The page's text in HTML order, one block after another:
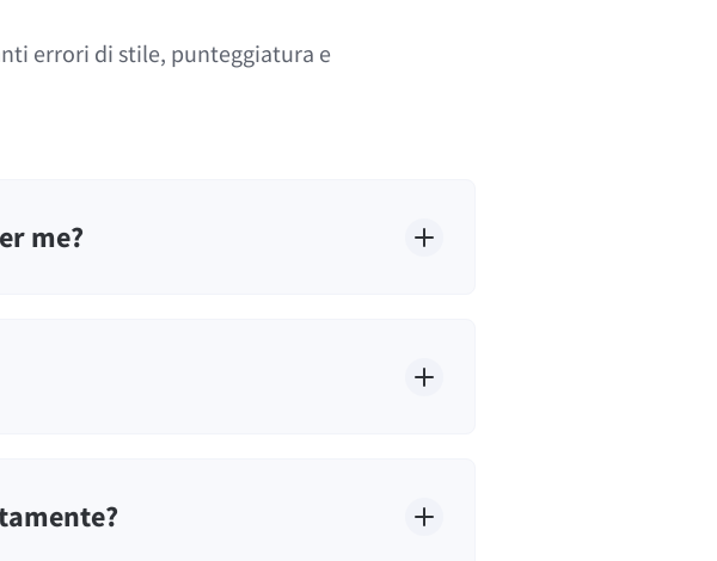
errori di stile, punteggiatura e
me?